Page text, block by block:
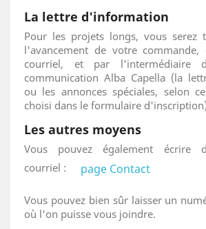
La lettre d'information
Pour les projets longs, vous serez
l'avancement de votre commande,
courriel, et par l'intermédiaire
communication Alba Capella (la
ou les annonces spéciales, selon
choisi dans le formulaire
Les autres moyens
Vous pouvez également écrire
courriel :
page Contact
Vous pouvez bien sûr laisser un
où l'on puisse vous joindre.